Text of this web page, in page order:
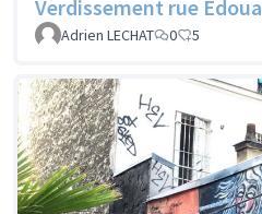
Verdissement rue
Adrien LECHAT
0 5